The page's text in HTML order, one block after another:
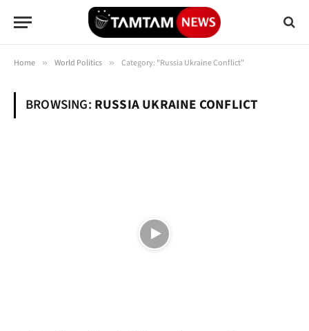
Home » World Politics » Category: "Russia Ukraine Conflict"
BROWSING: RUSSIA UKRAINE CONFLICT